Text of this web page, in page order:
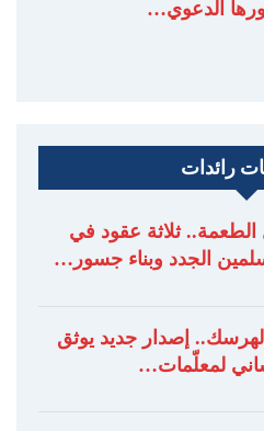
الدعوي…
رائدات
الطعمة.. ثلاثة عقود في
الجدد وبناء جسور…
إصدار جديد يوثق
لمعلّمات…